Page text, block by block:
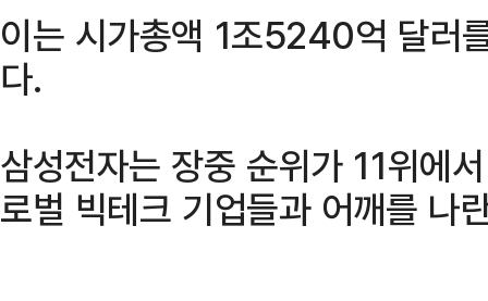
이는 시가총액 1조5240억 달러
다.
삼성전자는 장중 순위가 11위에
로벌 빅테크 기업들과 어깨를 나